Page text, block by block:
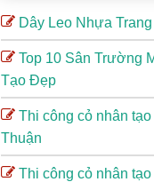
Dây Leo Nhựa
Top 10 Sân Trường
Tạo Đẹp
Thi công cỏ nhân
Thuận
Thi công cỏ nhân